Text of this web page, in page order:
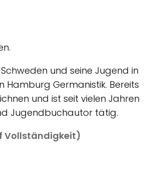
und seine Jugend in
Germanistik. Bereits
und ist seit vielen Jahren
Jugendbuchautor tätig.
Vollständigkeit)